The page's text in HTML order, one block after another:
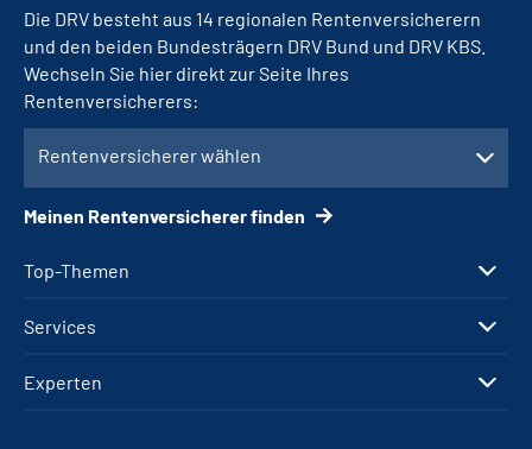
Top-Themen
Services
Experten
Die DRV besteht aus 14 regionalen Rentenversicherern
und den beiden Bundesträgern DRV Bund und DRV KBS.
Wechseln Sie hier direkt zur Seite Ihres
Rentenversicherers:
Rentenversicherer wählen
Meinen Rentenversicherer finden